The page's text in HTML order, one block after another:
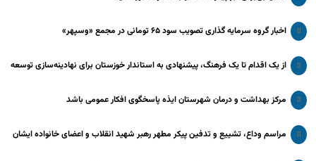
اخبار گروه سرمایه گذاری تصویب سود ۶۵ تومانی در مجمع «وسپهر»
از یک اقدام تا یک فرهنگ، پیشنهادی به استاندار خوزستان برای نهادینه‌سازی توسعه
مرکز بهداشت و درمان شهرستان ایذه پاسخگوی افکار عمومی باشد
مراسم وداع، تشییع و تدفین پیکر مطهر رهبر شهید انقلاب و اعضای خانواده ایشان